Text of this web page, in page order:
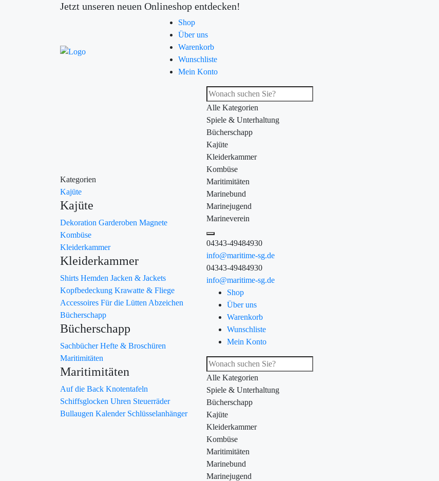
Jetzt unseren neuen Onlineshop entdecken!
Shop
Über uns
Warenkorb
Wunschliste
Mein Konto
Kategorien
Kajüte
Kajüte
Dekoration Garderoben Magnete
Kombüse
Kleiderkammer
Kleiderkammer
Shirts Hemden Jacken & Jackets
Kopfbedeckung Krawatte & Fliege
Accessoires Für die Lütten Abzeichen
Bücherschapp
Bücherschapp
SachbücherHefte & Broschüren
Maritimitäten
Maritimitäten
Auf die Back Knotentafeln
Schiffsglocken Uhren Steuerräder
Bullaugen Kalender Schlüsselanhänger
Alle Kategorien
Spiele & Unterhaltung
Bücherschapp
Kajüte
Kleiderkammer
Kombüse
Maritimitäten
Marinebund
Marinejugend
Marineverein
04343-49484930
info@maritime-sg.de
04343-49484930
info@maritime-sg.de
Shop
Über uns
Warenkorb
Wunschliste
Mein Konto
Alle Kategorien
Spiele & Unterhaltung
Bücherschapp
Kajüte
Kleiderkammer
Kombüse
Maritimitäten
Marinebund
Marinejugend